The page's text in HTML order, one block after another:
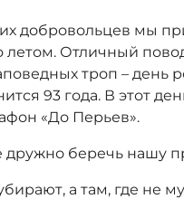
добровольцев мы
летом. Отличный
троп – день
93 года. В этот
«До Перьев».
дружно беречь нашу
а там, где не